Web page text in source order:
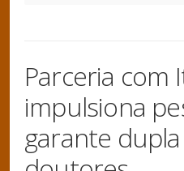
Parceria com
impulsiona
garante